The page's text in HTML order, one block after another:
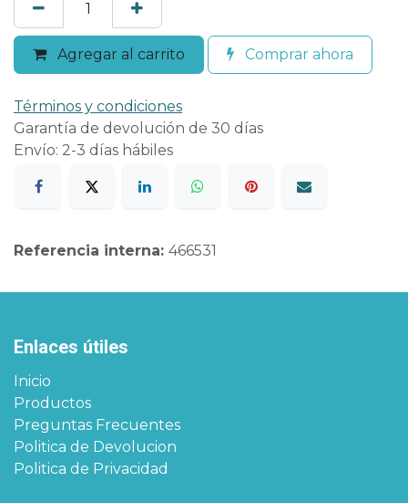
Agregar al carrito Comprar ahora
Términos y condiciones
Garantía de devolución de 30 días
Envío: 2-3 días hábiles
Referencia interna: 466531
Enlaces útiles
Inicio
Productos
Preguntas Frecuentes
Politica de Devolucion
Politica de Privacidad